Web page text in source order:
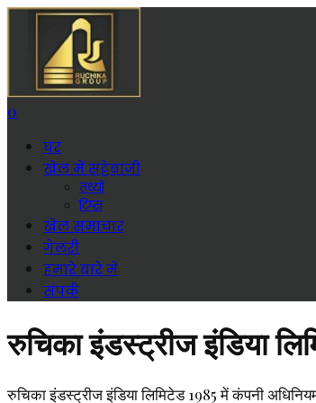
0
घर
खेल में सट्टेबाजी
तथ्यों
टिप्स
खेल समाचार
गेलरी
हमारे बारे में
संपर्क
रुचिका इंडस्ट्रीज इंडिया
रुचिका इंडस्ट्रीज इंडिया लिमिटेड 1985 में कंपनी